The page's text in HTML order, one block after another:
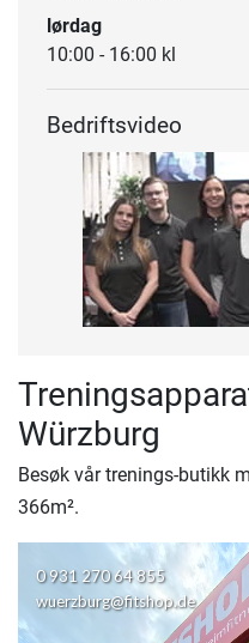
lørdag
10:00 - 16:00 kl
Bedriftsvideo
Würzburg
Besøk vår trenings-butikk
366m².